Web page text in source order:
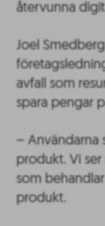
återvunna
Joel
avfall som
spara pengar
– Användarna
produkt. Vi
som
produkt.